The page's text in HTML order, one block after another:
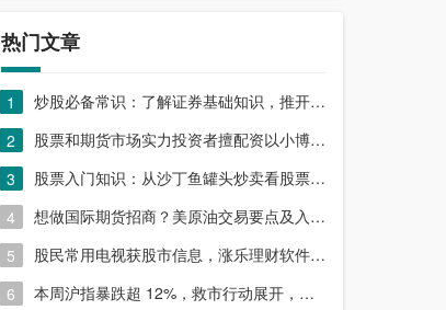
热门文章
1
炒股必备常识：了解证券基础知识，推开股票市场大门
2
股票和期货市场实力投资者擅配资以小博大，顶配网优势尽显
3
股票入门知识：从沙丁鱼罐头炒卖看股票交易本质，你了解吗？
4
想做国际期货招商？美原油交易要点及入门指南请收好
5
股民常用电视获股市信息，涨乐理财软件或能满足更多需求？
6
本周沪指暴跌超 12%，救市行动展开，周五市场有何措施？